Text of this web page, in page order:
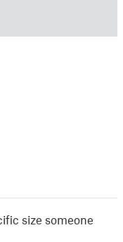
size someone